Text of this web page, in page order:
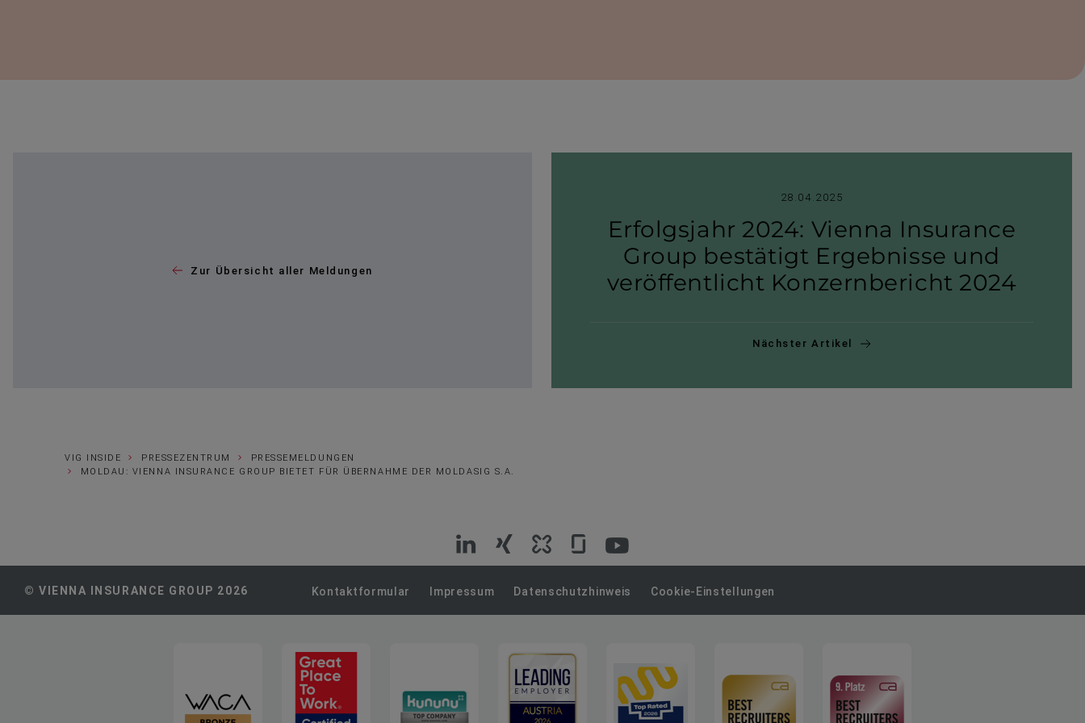
Zur Übersicht aller Meldungen
28.04.2025
Erfolgs­jahr 2024: Vienna Insurance
Group bestätigt Ergeb­nisse und
veröf­fent­licht Konzern­be­richt 2024
Nächster Artikel
VIG INSIDE PRESSEZENTRUM
PRESSEMELDUNGEN
MOLDAU: VIENNA INSURANCE GROUP BIETET FÜR ÜBERNAHME DER MOLDASIG S.A.
VIG
auf
VIG
auf
VIG
auf
VIG
auf
VIG
auf
© VIENNA INSURANCE GROUP 2026 Kontaktformular Impressum Datenschutzhinweis Cookie-Einstellungen